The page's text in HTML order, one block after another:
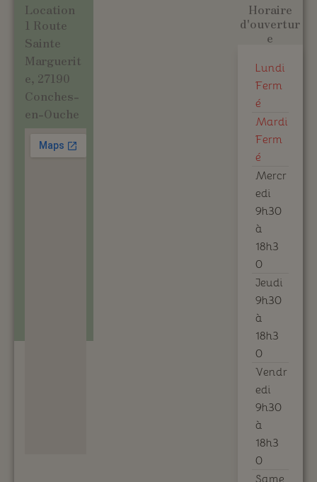
Location
1 Route
Sainte
Marguerit
e, 27190
Conches-
en-Ouche
Horaire
d'ouvertur
e
Lundi
Ferm
é
Mardi
Ferm
é
Mercr
edi
9h30
à
18h3
0
Jeudi
9h30
à
18h3
0
Vendr
edi
9h30
à
18h3
0